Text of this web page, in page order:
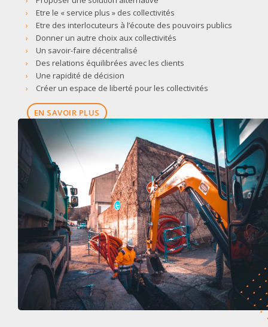
Etre le « service plus » des collectivités
Etre des interlocuteurs à l’écoute des pouvoirs publics
Donner un autre choix aux collectivités
Un savoir-faire décentralisé
Des relations équilibrées avec les clients
Une rapidité de décision
Créer un espace de liberté pour les collectivités
EN SAVOIR PLUS